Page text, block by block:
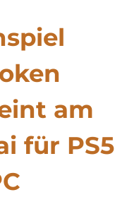
am
für PS5